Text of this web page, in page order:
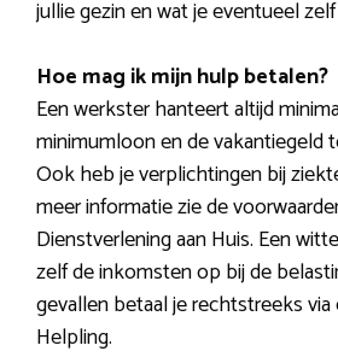
jullie gezin en wat je eventueel
Hoe mag ik mijn hulp betalen?
Een werkster hanteert altijd
minimumloon en de vakantiegeld
Ook heb je verplichtingen bij
meer informatie zie de
Dienstverlening aan Huis. Een
zelf de inkomsten op bij de
gevallen betaal je rechtstreeks
Helpling.